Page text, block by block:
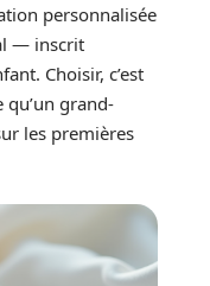
personnalisée
— inscrit
Choisir, c’est
grand-
les premières